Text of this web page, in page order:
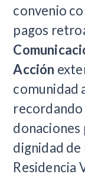
convenio
pagos
Acción
comunidad
recordando
donaciones
dignidad de
Residencia